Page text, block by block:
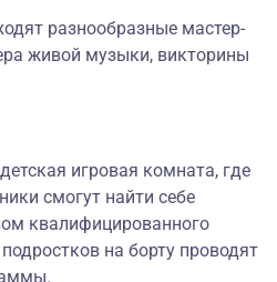
разнообразные мастер-
живой музыки, викторины
игровая комната, где
смогут найти себе
квалифицированного
на борту проводят